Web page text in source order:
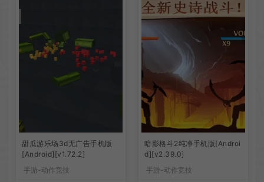
甜瓜游乐场3d无广告手机版
[Android][v1.72.2]
手游-动作竞技
暗影格斗2纯净手机版[Androi
d][v2.39.0]
手游-动作竞技